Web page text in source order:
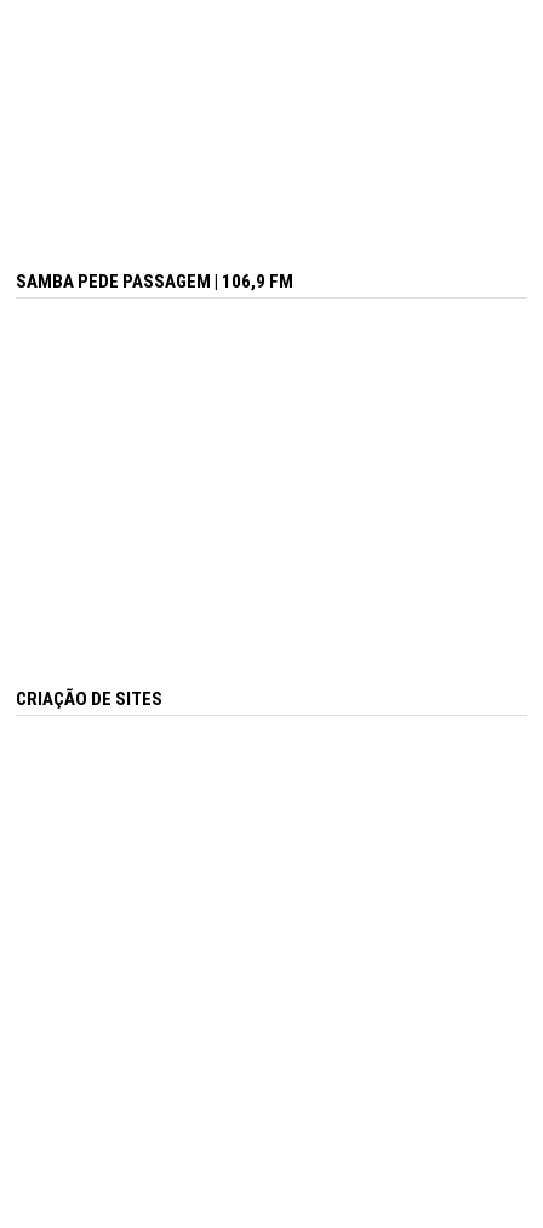
SAMBA PEDE PASSAGEM | 106,9 FM
CRIAÇÃO DE SITES